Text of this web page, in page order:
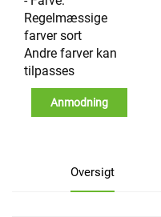
Regelmæssige
farver sort
Andre farver kan
tilpasses
Anmodning
Oversigt